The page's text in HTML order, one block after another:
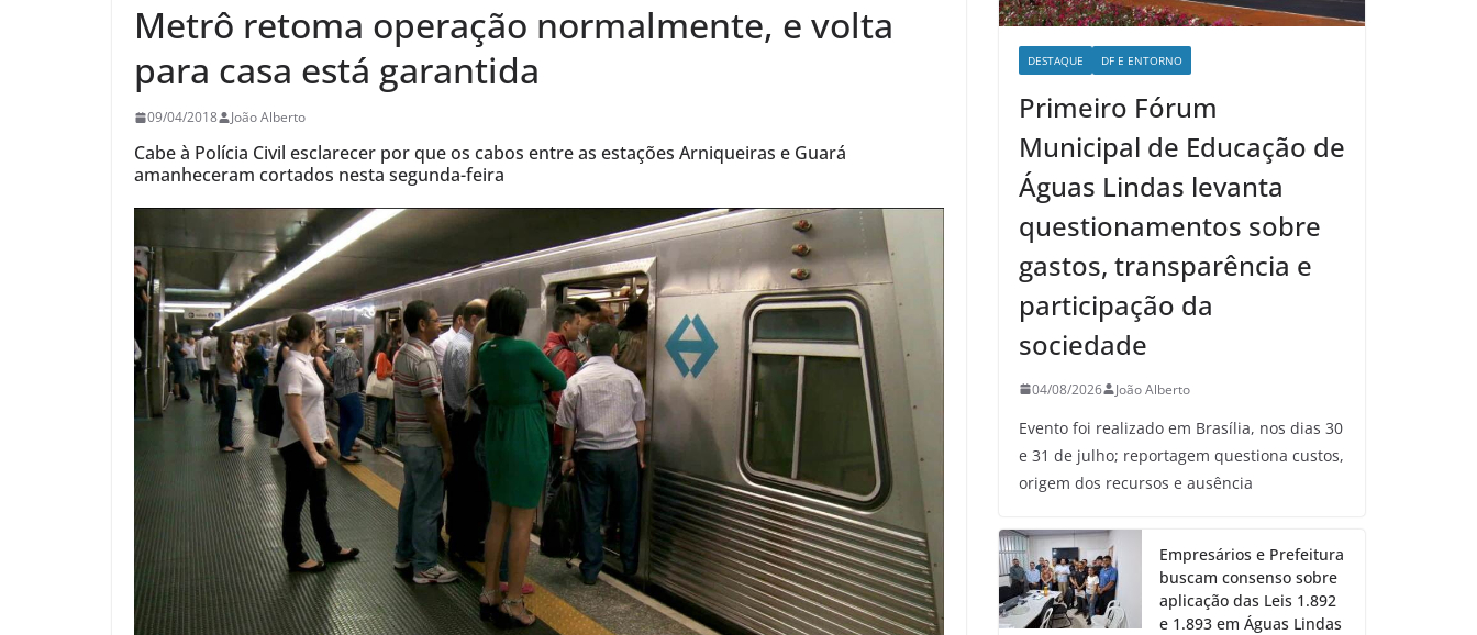
Metrô retoma operação normalmente, e volta
para casa está garantida
09/04/2018 João Alberto
Cabe à Polícia Civil esclarecer por que os cabos entre as estações Arniqueiras e Guará
amanheceram cortados nesta segunda-feira
DESTAQUE DF E ENTORNO
Primeiro Fórum
Municipal de Educação de
Águas Lindas levanta
questionamentos sobre
gastos, transparência e
participação da
sociedade
04/08/2026 João Alberto
Evento foi realizado em Brasília, nos dias 30
e 31 de julho; reportagem questiona custos,
origem dos recursos e ausência
Empresários e Prefeitura
buscam consenso sobre
aplicação das Leis 1.892
e 1.893 em Águas Lindas